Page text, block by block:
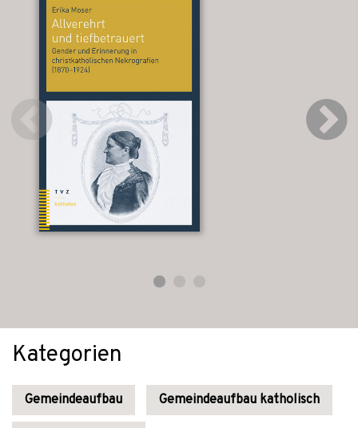
Kategorien
Gemeindeaufbau Gemeindeaufbau katholisch